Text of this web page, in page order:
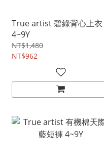
True artist 碧綠背心上衣
4~9Y
NT$1,480
NT$962